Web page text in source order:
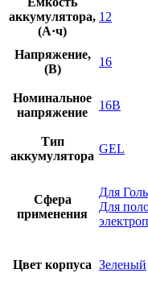
аккумулятора,
(А·ч)
12
Напряжение,
(В)
16
Номинальное
напряжение
16В
Тип
аккумулятора
GEL
Сфера
применения
Для
Для
Цвет корпуса Зеленый